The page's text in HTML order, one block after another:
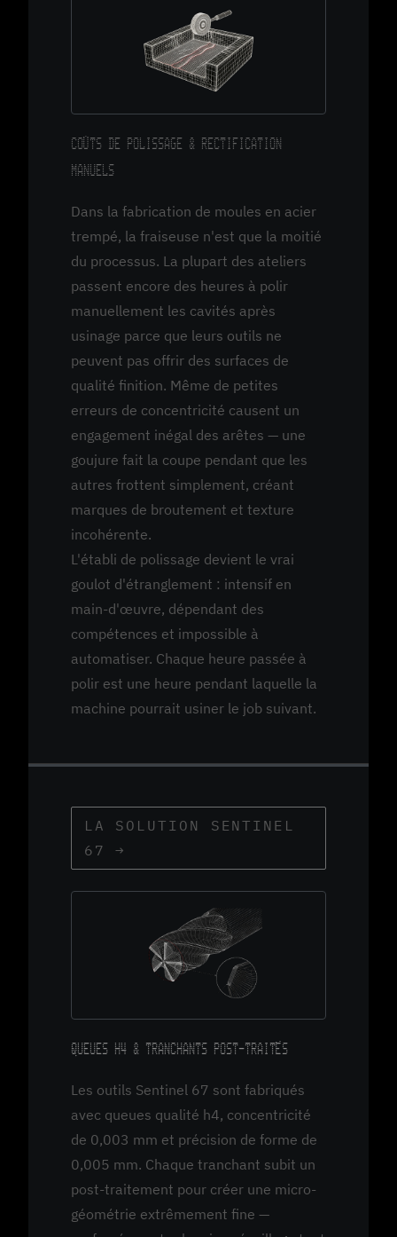
COÛTS DE POLISSAGE & RECTIFICATION
MANUELS
Dans la fabrication de moules en acier
trempé, la fraiseuse n'est que la moitié
du processus. La plupart des ateliers
passent encore des heures à polir
manuellement les cavités après
usinage parce que leurs outils ne
peuvent pas offrir des surfaces de
qualité finition. Même de petites
erreurs de concentricité causent un
engagement inégal des arêtes — une
goujure fait la coupe pendant que les
autres frottent simplement, créant
marques de broutement et texture
incohérente.
L'établi de polissage devient le vrai
goulot d'étranglement : intensif en
main-d'œuvre, dépendant des
compétences et impossible à
automatiser. Chaque heure passée à
polir est une heure pendant laquelle la
machine pourrait usiner le job suivant.
LA SOLUTION SENTINEL
67 →
QUEUES H4 & TRANCHANTS POST-TRAITÉS
Les outils Sentinel 67 sont fabriqués
avec queues qualité h4, concentricité
de 0,003 mm et précision de forme de
0,005 mm. Chaque tranchant subit un
post-traitement pour créer une micro-
géométrie extrêmement fine —